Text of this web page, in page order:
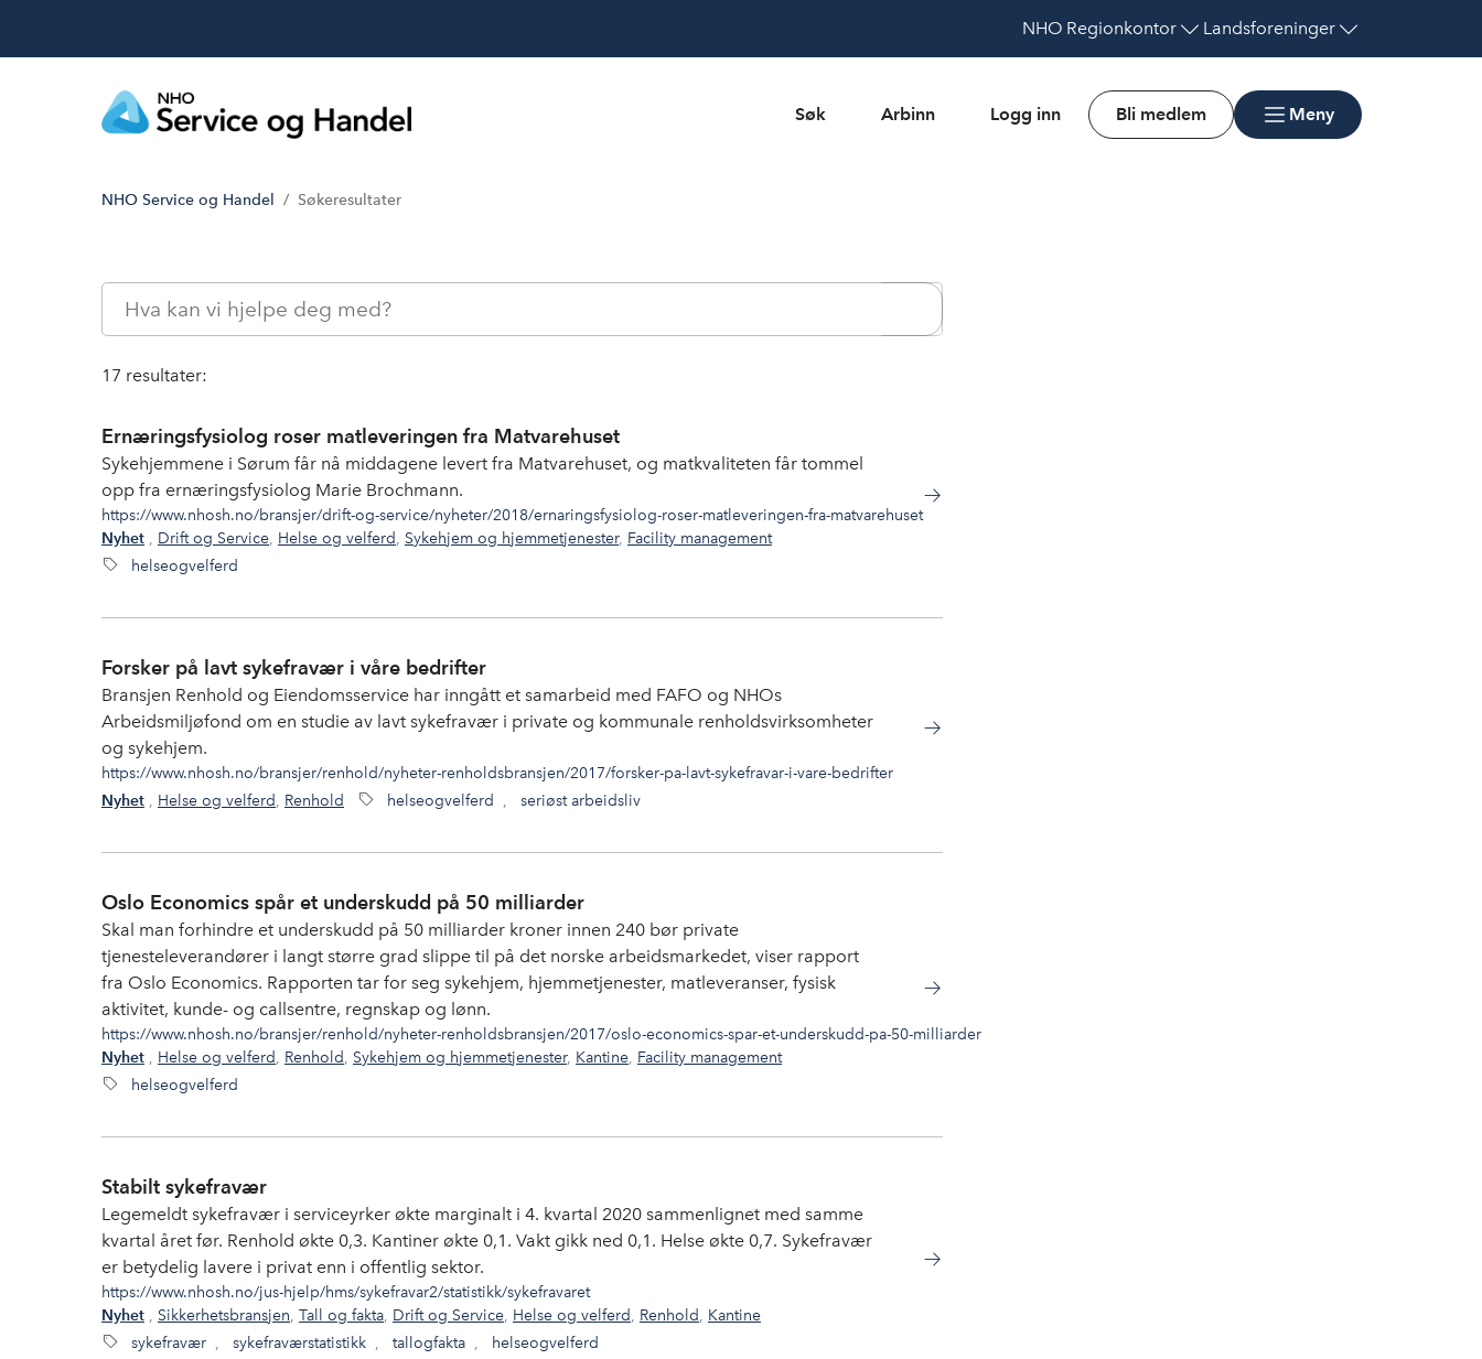
NHO Regionkontor Landsforeninger
Søk Arbinn Logg inn Bli medlem Meny
NHO Service og Handel Søkeresultater
Søk
17 resultater:
Ernæringsfysiolog roser matleveringen fra Matvarehuset
Sykehjemmene i Sørum får nå middagene levert fra Matvarehuset, og matkvaliteten får tommel
opp fra ernæringsfysiolog Marie Brochmann.
https://www.nhosh.no/bransjer/drift-og-service/nyheter/2018/ernaringsfysiolog-roser-matleveringen-fra-matvarehuset
Nyhet , Drift og Service, Helse og velferd, Sykehjem og hjemmetjenester, Facility management
helseogvelferd
Forsker på lavt sykefravær i våre bedrifter
Bransjen Renhold og Eiendomsservice har inngått et samarbeid med FAFO og NHOs
Arbeidsmiljøfond om en studie av lavt sykefravær i private og kommunale renholdsvirksomheter
og sykehjem.
https://www.nhosh.no/bransjer/renhold/nyheter-renholdsbransjen/2017/forsker-pa-lavt-sykefravar-i-vare-bedrifter
Nyhet , Helse og velferd, Renhold helseogvelferd , seriøst arbeidsliv
Oslo Economics spår et underskudd på 50 milliarder
Skal man forhindre et underskudd på 50 milliarder kroner innen 240 bør private
tjenesteleverandører i langt større grad slippe til på det norske arbeidsmarkedet, viser rapport
fra Oslo Economics. Rapporten tar for seg sykehjem, hjemmetjenester, matleveranser, fysisk
aktivitet, kunde- og callsentre, regnskap og lønn.
https://www.nhosh.no/bransjer/renhold/nyheter-renholdsbransjen/2017/oslo-economics-spar-et-underskudd-pa-50-milliarder
Nyhet , Helse og velferd, Renhold, Sykehjem og hjemmetjenester, Kantine, Facility management
helseogvelferd
Stabilt sykefravær
Legemeldt sykefravær i serviceyrker økte marginalt i 4. kvartal 2020 sammenlignet med samme
kvartal året før. Renhold økte 0,3. Kantiner økte 0,1. Vakt gikk ned 0,1. Helse økte 0,7. Sykefravær
er betydelig lavere i privat enn i offentlig sektor.
https://www.nhosh.no/jus-hjelp/hms/sykefravar2/statistikk/sykefravaret
Nyhet , Sikkerhetsbransjen, Tall og fakta, Drift og Service, Helse og velferd, Renhold, Kantine
sykefravær , sykefraværstatistikk , tallogfakta , helseogvelferd